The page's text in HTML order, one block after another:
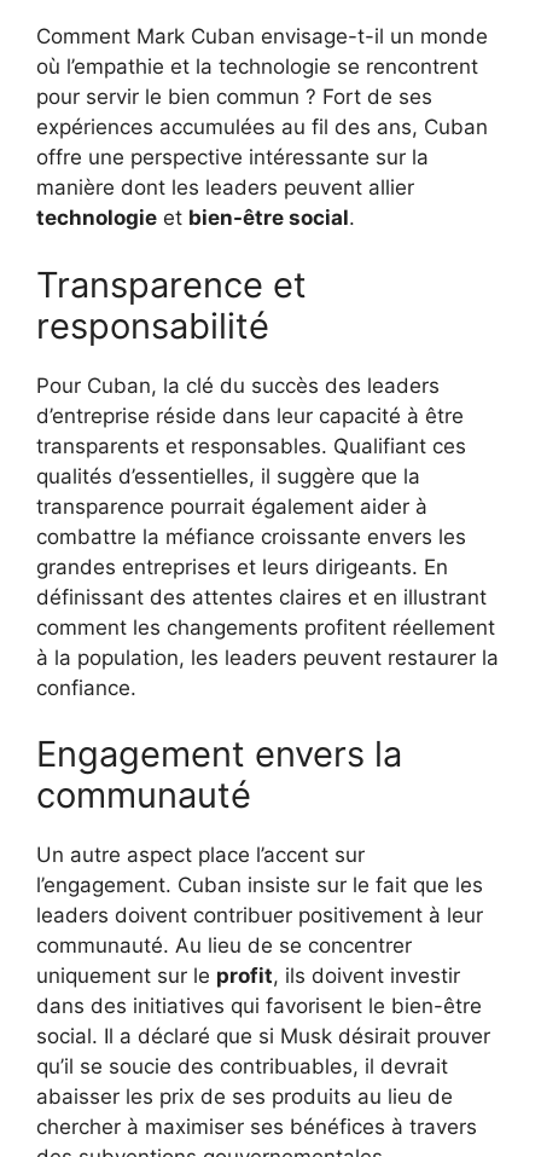
Comment Mark Cuban envisage-t-il un monde
où l’empathie et la technologie se rencontrent
pour servir le bien commun ? Fort de ses
expériences accumulées au fil des ans, Cuban
offre une perspective intéressante sur la
manière dont les leaders peuvent allier
technologie et bien-être social.
Transparence et
responsabilité
Pour Cuban, la clé du succès des leaders
d’entreprise réside dans leur capacité à être
transparents et responsables. Qualifiant ces
qualités d’essentielles, il suggère que la
transparence pourrait également aider à
combattre la méfiance croissante envers les
grandes entreprises et leurs dirigeants. En
définissant des attentes claires et en illustrant
comment les changements profitent réellement
à la population, les leaders peuvent restaurer la
confiance.
Engagement envers la
communauté
Un autre aspect place l’accent sur
l’engagement. Cuban insiste sur le fait que les
leaders doivent contribuer positivement à leur
communauté. Au lieu de se concentrer
uniquement sur le profit, ils doivent investir
dans des initiatives qui favorisent le bien-être
social. Il a déclaré que si Musk désirait prouver
qu’il se soucie des contribuables, il devrait
abaisser les prix de ses produits au lieu de
chercher à maximiser ses bénéfices à travers